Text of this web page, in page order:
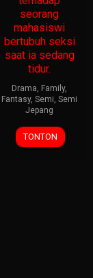
seorang
mahasiswi
bertubuh seksi
saat ia sedang
tidur.
Drama, Family,
Fantasy,Semi,Semi
Jepang
TONTON